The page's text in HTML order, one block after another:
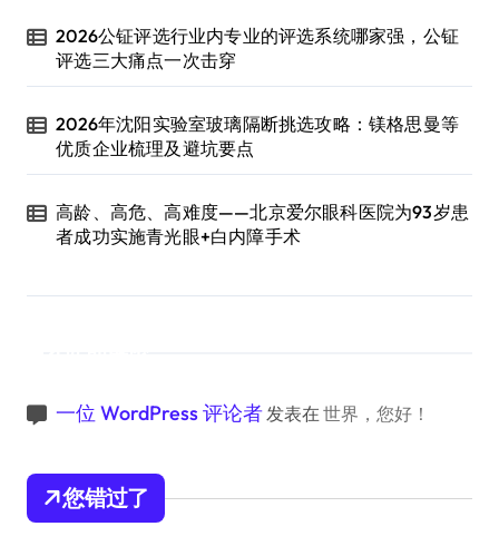
2026公钲评选行业内专业的评选系统哪家强，公钲
评选三大痛点一次击穿
2026年沈阳实验室玻璃隔断挑选攻略：镁格思曼等
优质企业梳理及避坑要点
高龄、高危、高难度——北京爱尔眼科医院为93岁患
者成功实施青光眼+白内障手术
一位 WordPress 评论者发表在 世界，您好！
您错过了